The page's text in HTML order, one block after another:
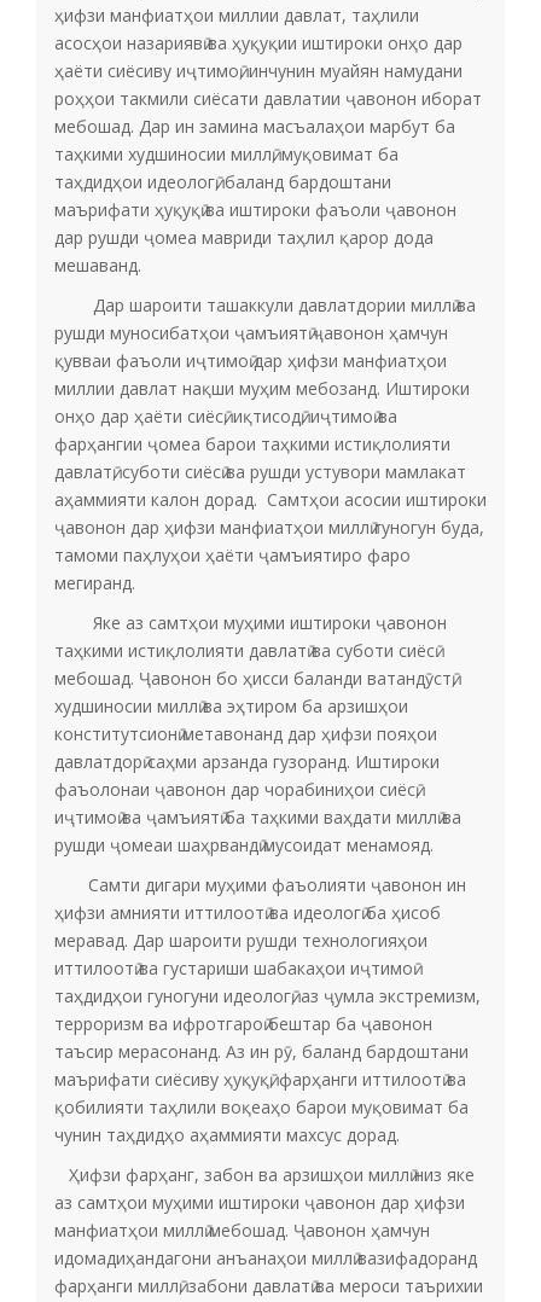
ҳифзи манфиатҳои миллии давлат, таҳлили
асосҳои назариявӣ ва ҳуқуқии иштироки онҳо дар
ҳаёти сиёсиву иҷтимоӣ, инчунин муайян намудани
роҳҳои такмили сиёсати давлатии ҷавонон иборат
мебошад. Дар ин замина масъалаҳои марбут ба
таҳкими худшиносии миллӣ, муқовимат ба
таҳдидҳои идеологӣ, баланд бардоштани
маърифати ҳуқуқӣ ва иштироки фаъоли ҷавонон
дар рушди ҷомеа мавриди таҳлил қарор дода
мешаванд.
Дар шароити ташаккули давлатдории миллӣ ва
рушди муносибатҳои ҷамъиятӣ ҷавонон ҳамчун
қувваи фаъоли иҷтимоӣ дар ҳифзи манфиатҳои
миллии давлат нақши муҳим мебозанд. Иштироки
онҳо дар ҳаёти сиёсӣ, иқтисодӣ, иҷтимоӣ ва
фарҳангии ҷомеа барои таҳкими истиқлолияти
давлатӣ, суботи сиёсӣ ва рушди устувори мамлакат
аҳаммияти калон дорад. Самтҳои асосии иштироки
ҷавонон дар ҳифзи манфиатҳои миллӣ гуногун буда,
тамоми паҳлуҳои ҳаёти ҷамъиятиро фаро
мегиранд.
Яке аз самтҳои муҳими иштироки ҷавонон
таҳкими истиқлолияти давлатӣ ва суботи сиёсӣ
мебошад. Ҷавонон бо ҳисси баланди ватандӯстӣ,
худшиносии миллӣ ва эҳтиром ба арзишҳои
конститутсионӣ метавонанд дар ҳифзи пояҳои
давлатдорӣ саҳми арзанда гузоранд. Иштироки
фаъолонаи ҷавонон дар чорабиниҳои сиёсӣ,
иҷтимоӣ ва ҷамъиятӣ ба таҳкими ваҳдати миллӣ ва
рушди ҷомеаи шаҳрвандӣ мусоидат менамояд.
Самти дигари муҳими фаъолияти ҷавонон ин
ҳифзи амнияти иттилоотӣ ва идеологӣ ба ҳисоб
меравад. Дар шароити рушди технологияҳои
иттилоотӣ ва густариши шабакаҳои иҷтимоӣ
таҳдидҳои гуногуни идеологӣ, аз ҷумла экстремизм,
терроризм ва ифротгароӣ бештар ба ҷавонон
таъсир мерасонанд. Аз ин рӯ, баланд бардоштани
маърифати сиёсиву ҳуқуқӣ, фарҳанги иттилоотӣ ва
қобилияти таҳлили воқеаҳо барои муқовимат ба
чунин таҳдидҳо аҳаммияти махсус дорад.
Ҳифзи фарҳанг, забон ва арзишҳои миллӣ низ яке
аз самтҳои муҳими иштироки ҷавонон дар ҳифзи
манфиатҳои миллӣ мебошад. Ҷавонон ҳамчун
идомадиҳандагони анъанаҳои миллӣ вазифадоранд
фарҳанги миллӣ, забони давлатӣ ва мероси таърихии